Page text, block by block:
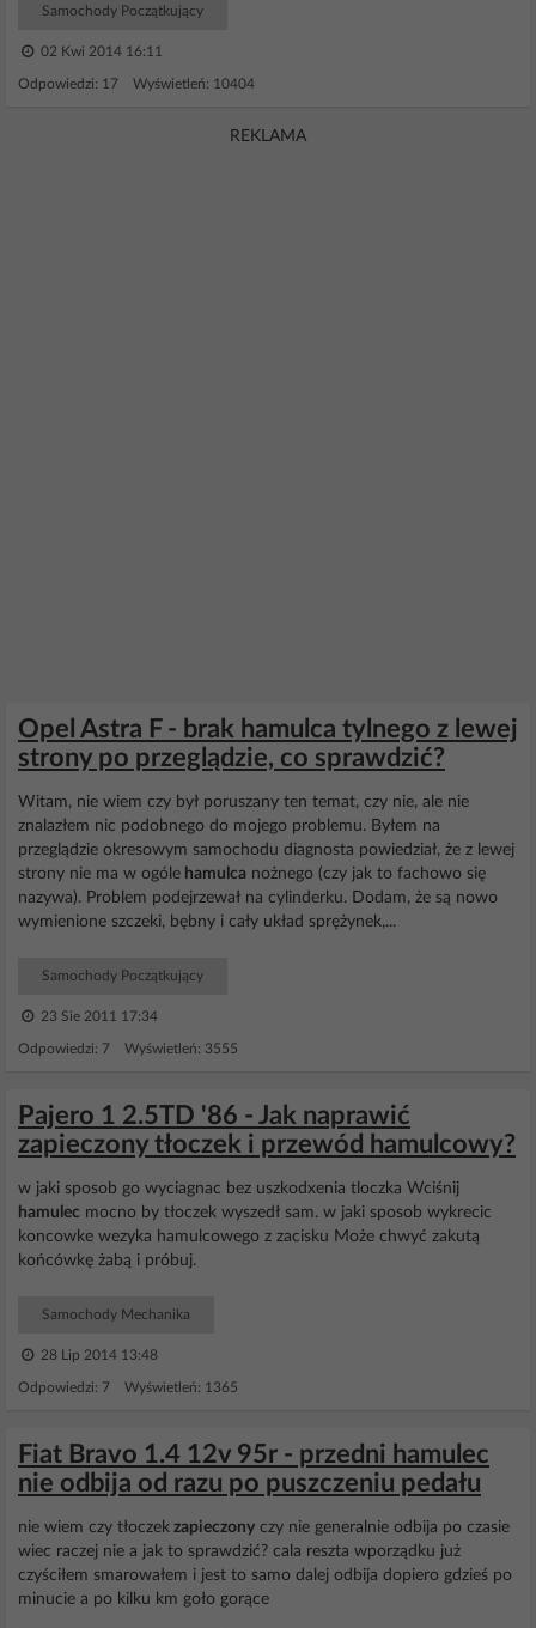
Samochody Początkujący
02 Kwi 2014 16:11
Odpowiedzi: 17 Wyświetleń: 10404
REKLAMA
Opel Astra F - brak hamulca tylnego z lewej
strony po przeglądzie, co sprawdzić?
Witam, nie wiem czy był poruszany ten temat, czy nie, ale nie
znalazłem nic podobnego do mojego problemu. Byłem na
przeglądzie okresowym samochodu diagnosta powiedział, że z lewej
strony nie ma w ogóle hamulca nożnego (czy jak to fachowo się
nazywa). Problem podejrzewał na cylinderku. Dodam, że są nowo
wymienione szczeki, bębny i cały układ sprężynek,...
Samochody Początkujący
23 Sie 2011 17:34
Odpowiedzi: 7 Wyświetleń: 3555
Pajero 1 2.5TD '86 - Jak naprawić
zapieczony tłoczek i przewód hamulcowy?
w jaki sposob go wyciagnac bez uszkodxenia tloczka Wciśnij
hamulec mocno by tłoczek wyszedł sam. w jaki sposob wykrecic
koncowke wezyka hamulcowego z zacisku Może chwyć zakutą
końcówkę żabą i próbuj.
Samochody Mechanika
28 Lip 2014 13:48
Odpowiedzi: 7 Wyświetleń: 1365
Fiat Bravo 1.4 12v 95r - przedni hamulec
nie odbija od razu po puszczeniu pedału
nie wiem czy tłoczek zapieczony czy nie generalnie odbija po czasie
wiec raczej nie a jak to sprawdzić? cala reszta wporządku już
czyściłem smarowałem i jest to samo dalej odbija dopiero gdzieś po
minucie a po kilku km goło gorące